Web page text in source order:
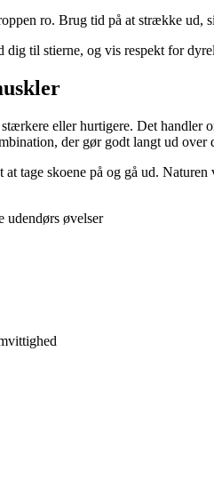
ro. Brug tid på at strække
dig til stierne, og vis respekt for
eller hurtigere. Det
der gør godt langt ud over
tage skoene på og gå ud.
udendørs øvelser